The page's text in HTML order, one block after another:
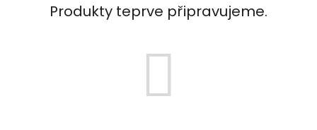
Produkty teprve připravujeme.